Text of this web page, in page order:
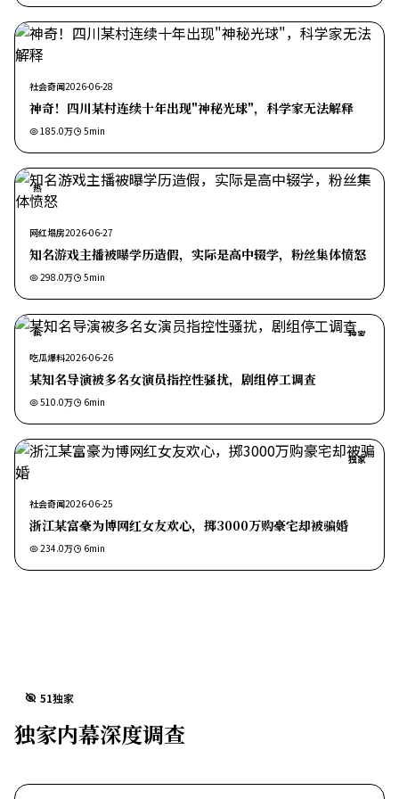
社会奇闻2026-06-28
神奇！四川某村连续十年出现"神秘光球"，科学家无法解释
185.0万 5min
热
网红塌房2026-06-27
知名游戏主播被曝学历造假，实际是高中辍学，粉丝集体愤怒
298.0万 5min
热
独家
吃瓜爆料2026-06-26
某知名导演被多名女演员指控性骚扰，剧组停工调查
510.0万 6min
独家
社会奇闻2026-06-25
浙江某富豪为博网红女友欢心，掷3000万购豪宅却被骗婚
234.0万 6min
51独家
独家内幕深度调查